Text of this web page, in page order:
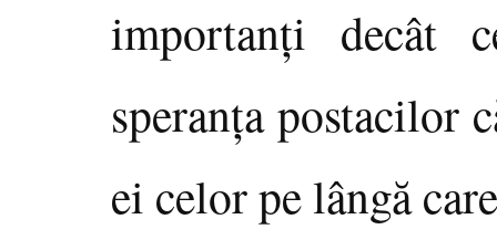
importanţi decât
speranţa postacilor
ei celor pe lângă